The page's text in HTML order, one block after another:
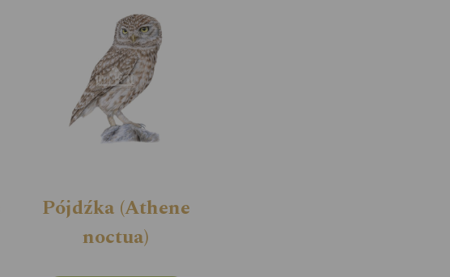
Pójdźka (Athene
noctua)